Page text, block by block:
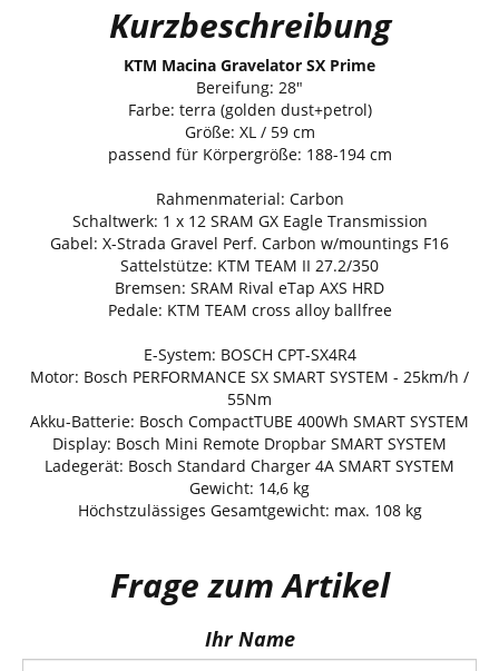
Kurzbeschreibung
KTM Macina Gravelator SX Prime
Bereifung: 28"
Farbe: terra (golden dust+petrol)
Größe: XL / 59 cm
passend für Körpergröße: 188-194 cm
Rahmenmaterial: Carbon
Schaltwerk: 1 x 12 SRAM GX Eagle Transmission
Gabel: X-Strada Gravel Perf. Carbon w/mountings F16
Sattelstütze: KTM TEAM II 27.2/350
Bremsen: SRAM Rival eTap AXS HRD
Pedale: KTM TEAM cross alloy ballfree
E-System: BOSCH CPT-SX4R4
Motor: Bosch PERFORMANCE SX SMART SYSTEM - 25km/h /
55Nm
Akku-Batterie: Bosch CompactTUBE 400Wh SMART SYSTEM
Display: Bosch Mini Remote Dropbar SMART SYSTEM
Ladegerät: Bosch Standard Charger 4A SMART SYSTEM
Gewicht: 14,6 kg
Höchstzulässiges Gesamtgewicht: max. 108 kg
Frage zum Artikel
Ihr Name